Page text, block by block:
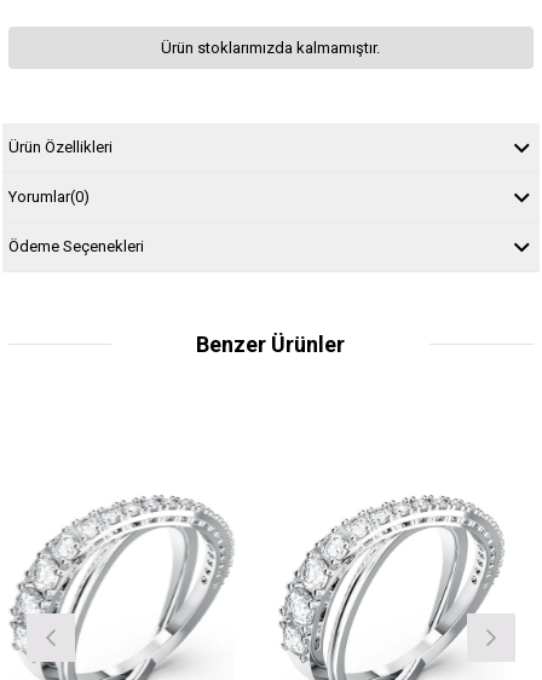
Ürün stoklarımızda kalmamıştır.
Ürün Özellikleri
Yorumlar(0)
Ödeme Seçenekleri
Benzer Ürünler